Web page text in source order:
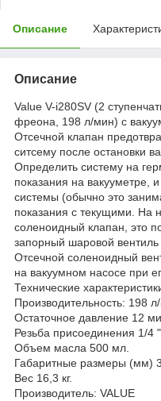
Описание
Описание
Value V-i280SV (2
фреона, 198 л/мин) с
Отсечной клапан
ситсему после остановки
Определить систему на
показания на вакууметре,
системы (обычно это
показания с текущими. На
соленоидный клапан, это
запорный шаровой
Отсечной соленоидный
на вакуумном насосе при
Технические
Производительность: 198
Остаточное давление 12
Резьба присоединения 1/4
Объем масла 500 мл.
Габаритные размеры (мм)
Вес 16,3 кг.
Производитель: VALUE